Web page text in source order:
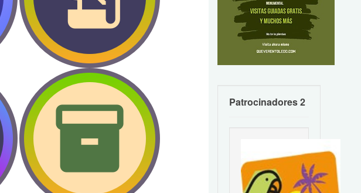
Patrocinadores 2